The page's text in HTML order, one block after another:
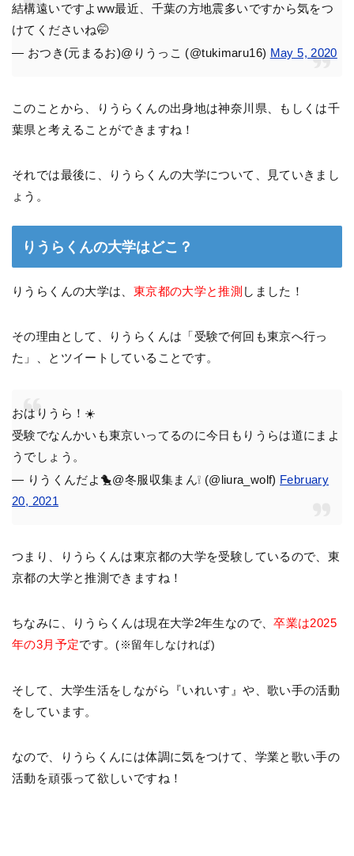
結構遠いですよww最近、千葉の方地震多いですから気をつ
けてくださいね🤭
— おつき(元まるお)@りうっこ (@tukimaru16) May 5, 2020
このことから、りうらくんの出身地は神奈川県、もしくは千
葉県と考えることができますね！
それでは最後に、りうらくんの大学について、見ていきまし
ょう。
りうらくんの大学はどこ？
りうらくんの大学は、 東京都の大学と推測 しました！
その理由として、りうらくんは「受験で何回も東京へ行っ
た」、とツイートしていることです。
おはりうら！☀️
受験でなんかいも東京いってるのに今日もりうらは道にまよ
うでしょう。
— りうくんだよ🐤@冬服収集まん❕ (@liura_wolf) February
20, 2021
つまり、りうらくんは東京都の大学を受験しているので、東
京都の大学と推測できますね！
ちなみに、りうらくんは現在大学2年生なので、卒業は2025
年の3月予定です。(※留年しなければ)
そして、大学生活をしながら『いれいす』や、歌い手の活動
をしています。
なので、りうらくんには体調に気をつけて、学業と歌い手の
活動を頑張って欲しいですね！